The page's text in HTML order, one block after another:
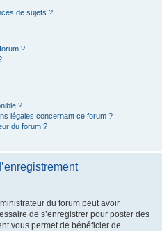
de sujets ?
?
?
légales concernant ce forum ?
du forum ?
du forum peut avoir
de s’enregistrer pour poster des
vous permet de bénéficier de